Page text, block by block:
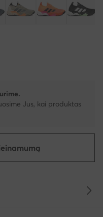
Jus, kai produktas